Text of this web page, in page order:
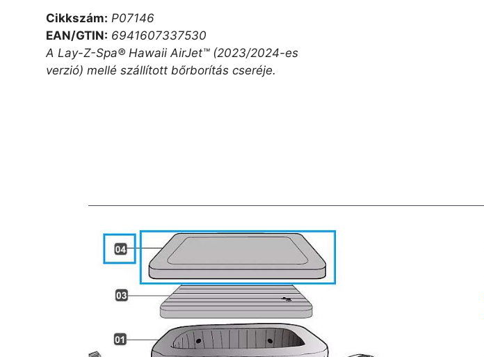
Cikkszám: P07146
EAN/GTIN: 6941607337530
A Lay-Z-Spa® Hawaii AirJet™ (2023/2024-es
verzió) mellé szállított bőrborítás cseréje.